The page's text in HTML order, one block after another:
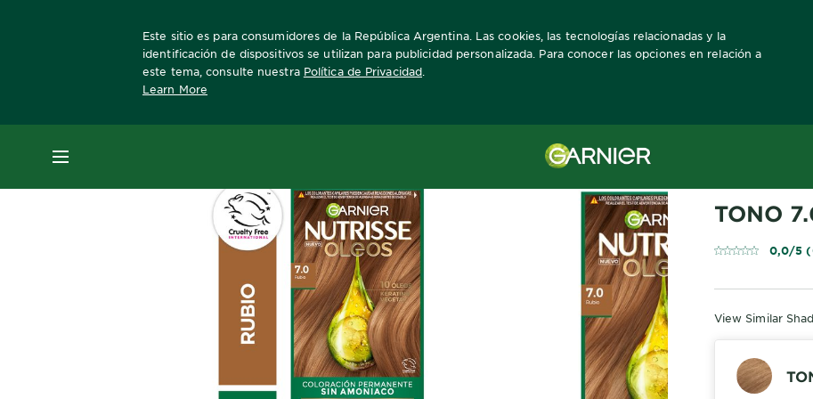
Este sitio es para consumidores de la República Argentina. Las cookies, las tecnologías relacionadas y la
identificación de dispositivos se utilizan para publicidad personalizada. Para conocer las opciones en relación a
este tema, consulte nuestra Política de Privacidad
Learn More
MENÚ
Home Nutrisse
TONO
0,0/5
View Similar